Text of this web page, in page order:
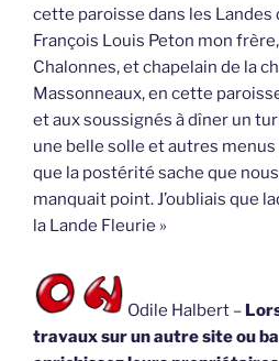
cette paroisse dans les Landes
François Louis Peton mon
Chalonnes, et chapelain de la
Massonneaux, en cette
et aux soussignés à dîner un
une belle solle et autres
que la postérité sache que
manquait point. J’oubliais que
la Lande Fleurie »
Odile Halbert –
travaux sur un autre site ou